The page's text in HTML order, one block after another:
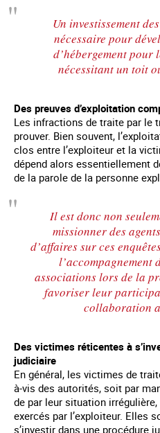
Un investissement
nécessaire pour
d’hébergement pour
nécessitant un toit
Des preuves d’exploitation
Les infractions de traite par le
prouver. Bien souvent,
clos entre l’exploiteur et la
dépend alors essentiellement
de la parole de la personne
Il est donc non
missionner des
d’affaires sur ces
l’accompagnement
associations lors de la
favoriser leur
collaboration
Des victimes réticentes à
judiciaire
En général, les victimes de
à-vis des autorités, soit par
de par leur situation
exercés par l’exploiteur. Elles
s’investir dans une procédure